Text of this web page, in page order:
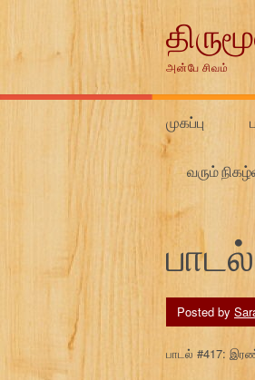
அன்பே சிவம்
முகப்பு
வரும்
பாடல்
Posted by
பாடல் #417: